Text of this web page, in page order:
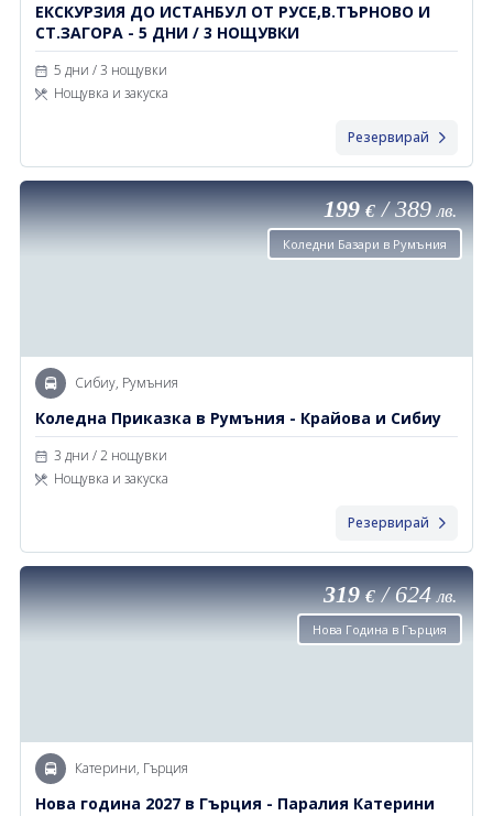
ЕКСКУРЗИЯ ДО ИСТАНБУЛ ОТ РУСЕ,В.ТЪРНОВО И
СТ.ЗАГОРА - 5 ДНИ / 3 НОЩУВКИ
5 дни / 3 нощувки
Нощувка и закуска
Резервирай
Коледни Базари в Румъния
199 €/389 лв.
Сибиу, Румъния
Коледна Приказка в Румъния - Крайова и Сибиу
3 дни / 2 нощувки
Нощувка и закуска
Резервирай
Нова Година в Гърция
319 €/624 лв.
Катерини, Гърция
Нова година 2027 в Гърция - Паралия Катерини